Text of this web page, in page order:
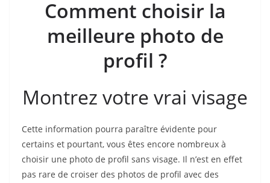
Comment choisir la
meilleure photo de
profil ?
Montrez votre vrai visage
Cette information pourra paraître évidente pour
certains et pourtant, vous êtes encore nombreux à
choisir une photo de profil sans visage. Il n’est en effet
pas rare de croiser des photos de profil avec des